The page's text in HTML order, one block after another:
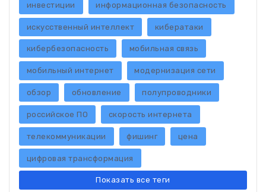
инвестиции информационная безопасность
искусственный интеллект кибератаки
кибербезопасность мобильная связь
мобильный интернет модернизация сети
обзор обновление полупроводники
российское ПО скорость интернета
телекоммуникации фишинг цена
цифровая трансформация
Показать все теги